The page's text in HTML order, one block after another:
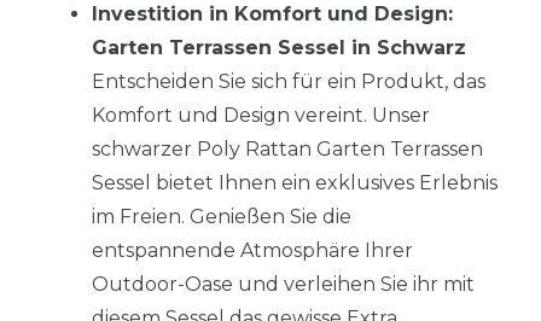
Investition in Komfort und Design:
Garten Terrassen Sessel in Schwarz
Entscheiden Sie sich für ein Produkt, das
Komfort und Design vereint. Unser
schwarzer Poly Rattan Garten Terrassen
Sessel bietet Ihnen ein exklusives Erlebnis
im Freien. Genießen Sie die
entspannende Atmosphäre Ihrer
Outdoor-Oase und verleihen Sie ihr mit